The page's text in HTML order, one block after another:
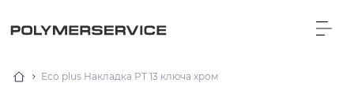
Eco plus Накладка PT 13 ключа хром